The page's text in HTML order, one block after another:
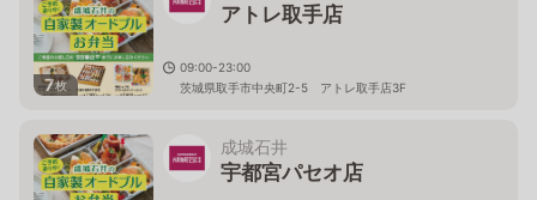
7枚
アトレ取手店
09:00-23:00
茨城県取手市中央町2-5 アトレ取手店3F
成城石井
宇都宮パセオ店